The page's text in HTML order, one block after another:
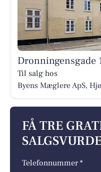
Dronningensgade
Til salg hos
Byens Mæglere ApS,
FÅ TRE
Telefonnummer *